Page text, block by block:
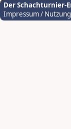
Der Schachturnier-
Impressum /